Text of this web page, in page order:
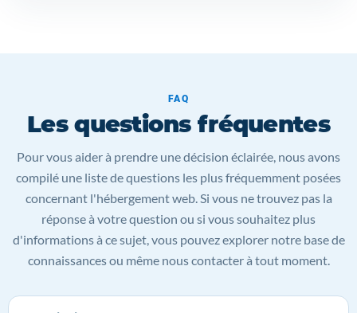
FAQ
Les questions fréquentes
Pour vous aider à prendre une décision éclairée, nous avons
compilé une liste de questions les plus fréquemment posées
concernant l'hébergement web. Si vous ne trouvez pas la
réponse à votre question ou si vous souhaitez plus
d'informations à ce sujet, vous pouvez explorer notre base de
connaissances ou même nous contacter à tout moment.